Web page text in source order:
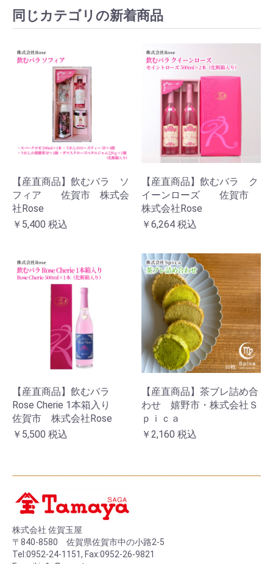
お買い物を続ける カートへ進む
同じカテゴリの新着商品
【産直商品】飲むバラ ソ
フィア 佐賀市 株式会
社Rose
￥5,400 税込
【産直商品】飲むバラ ク
イーンローズ 佐賀市
株式会社Rose
￥6,264 税込
【産直商品】飲むバラ
Rose Cherie 1本箱入り
佐賀市 株式会社Rose
￥5,500 税込
【産直商品】茶ブレ詰め合
わせ 嬉野市・株式会社Ｓ
ｐｉｃａ
￥2,160 税込
株式会社 佐賀玉屋
〒840-8580 佐賀県佐賀市中の小路2-5
Tel:0952-24-1151, Fax:0952-26-9821